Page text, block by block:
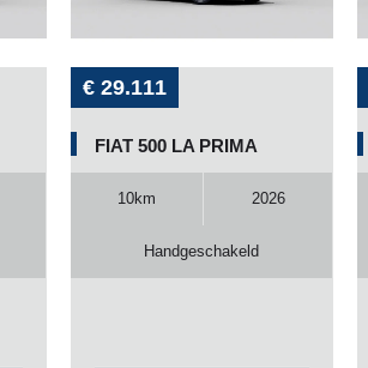
€ 29.111
FIAT 500 LA PRIMA
10km 2026
Handgeschakeld